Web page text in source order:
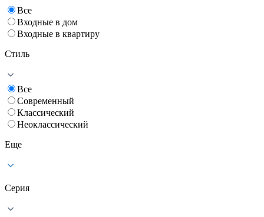
Все
Входные в дом
Входные в квартиру
Стиль
Все
Современный
Классический
Неоклассический
Еще
Серия